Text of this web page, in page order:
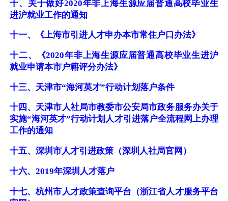
十、关于做好2020年非上海生源应届普通高校毕业生
进沪就业工作的通知
十一、《上海市引进人才申办本市常住户口办法》
十二、《2020年非上海生源应届普通高校毕业生进沪
就业申请本市户籍评分办法》
十三、天津市“海河英才”行动计划落户条件
十四、天津市人社局市教委市公安局市政务服务办关于
实施“海河英才”行动计划人才引进落户全流程网上办理
工作的通知
十五、深圳市人才引进政策 （深圳人社局官网）
十六、2019年深圳人才落户
十七、杭州市人才政策查询平台（浙江省人才服务平台